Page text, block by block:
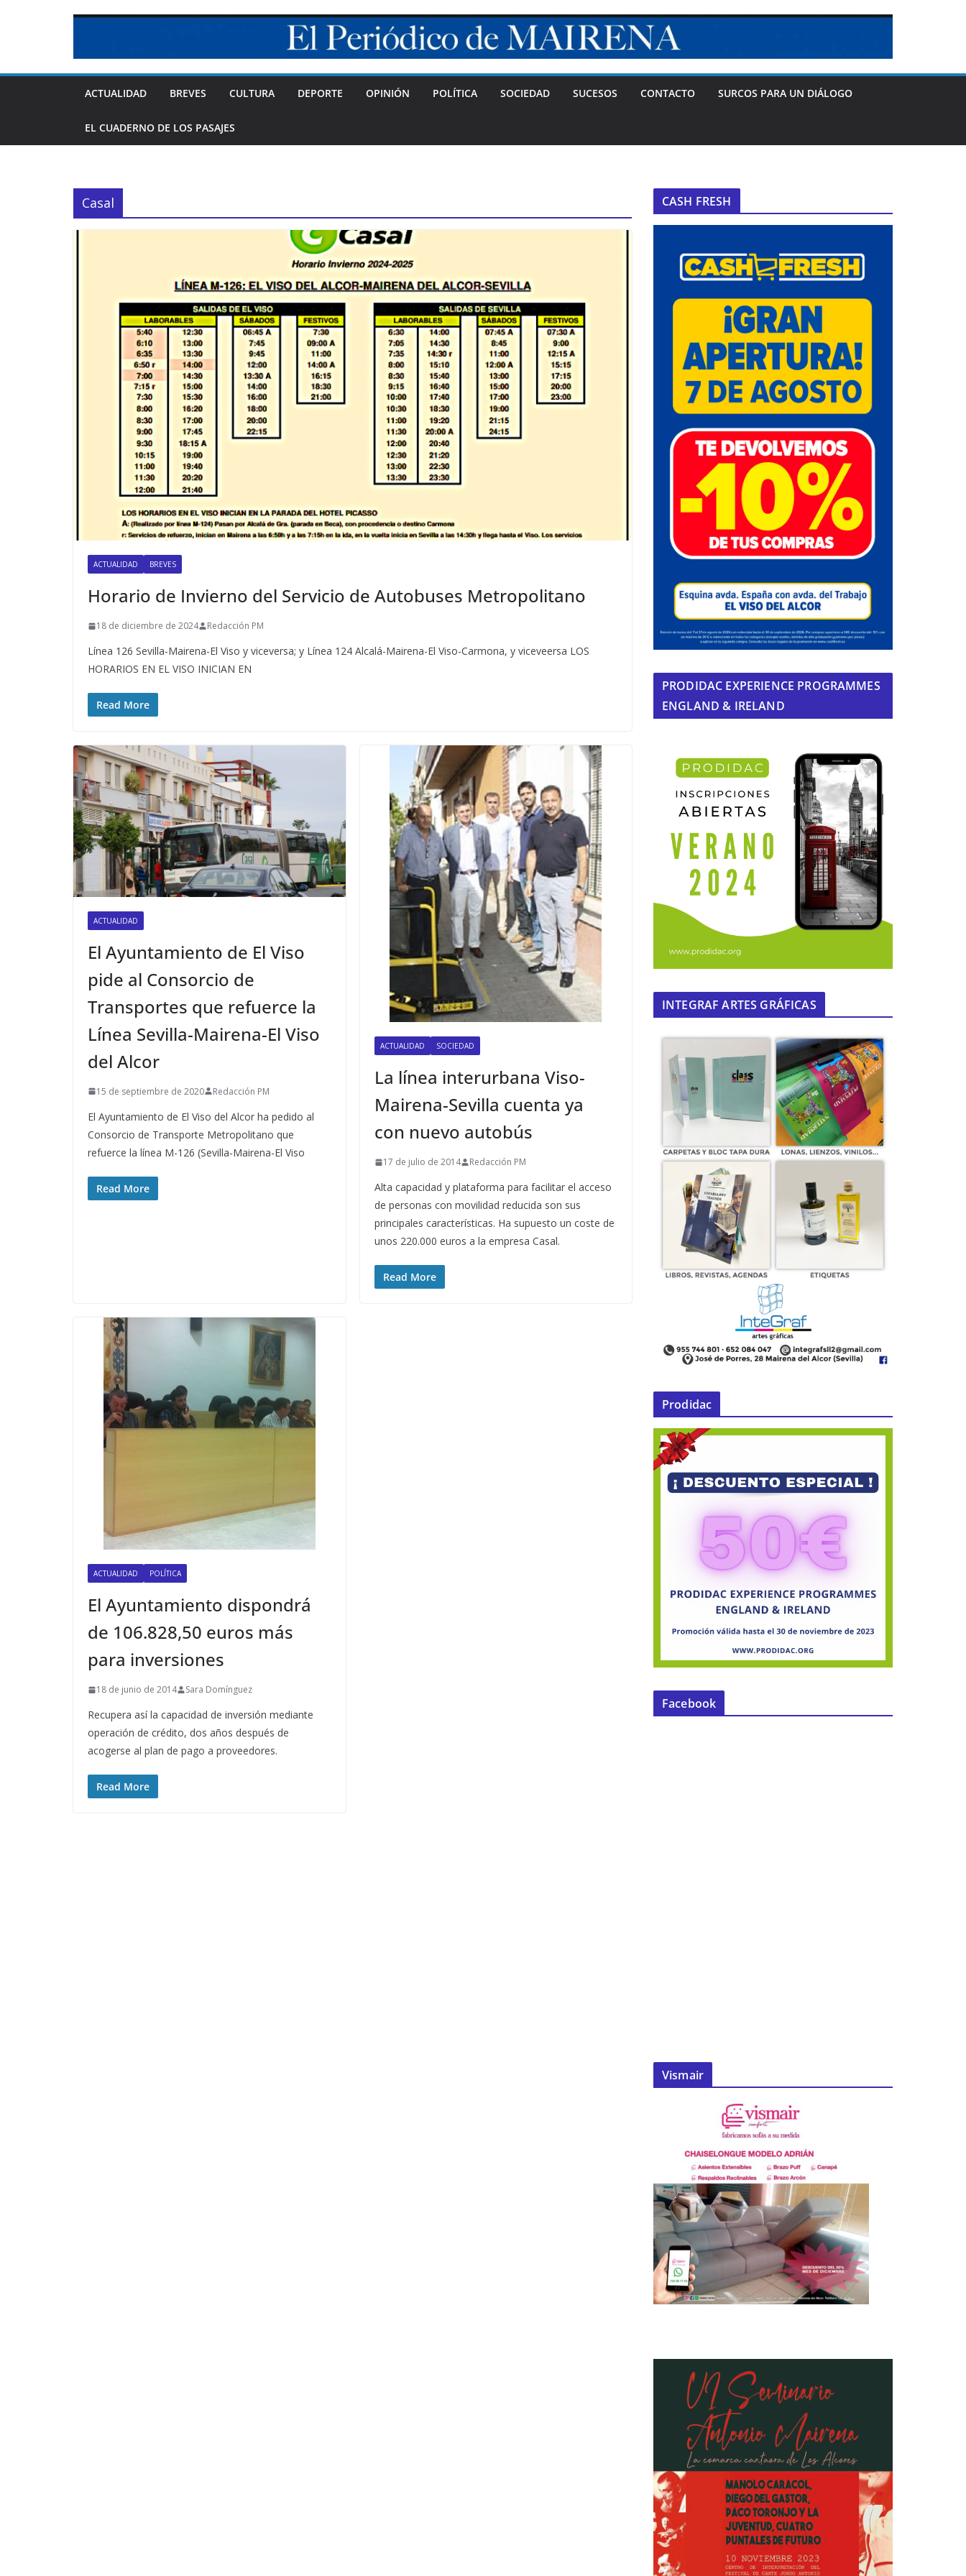
ACTUALIDAD BREVES CULTURA DEPORTE OPINIÓN POLÍTICA SOCIEDAD SUCESOS CONTACTO SURCOS PARA UN DIÁLOGO
EL CUADERNO DE LOS PASAJES
Casal
ACTUALIDAD BREVES
Horario de Invierno del Servicio de Autobuses Metropolitano
18 de diciembre de 2024 Redacción PM
Línea 126 Sevilla-Mairena-El Viso y viceversa; y Línea 124 Alcalá-Mairena-El Viso-Carmona, y viceveersa LOS
HORARIOS EN EL VISO INICIAN EN
Read More
ACTUALIDAD
El Ayuntamiento de El Viso
pide al Consorcio de
Transportes que refuerce la
Línea Sevilla-Mairena-El Viso
del Alcor
15 de septiembre de 2020 Redacción PM
El Ayuntamiento de El Viso del Alcor ha pedido al
Consorcio de Transporte Metropolitano que
refuerce la línea M-126 (Sevilla-Mairena-El Viso
Read More
ACTUALIDAD SOCIEDAD
La línea interurbana Viso-
Mairena-Sevilla cuenta ya
con nuevo autobús
17 de julio de 2014 Redacción PM
Alta capacidad y plataforma para facilitar el acceso
de personas con movilidad reducida son sus
principales características. Ha supuesto un coste de
unos 220.000 euros a la empresa Casal.
Read More
ACTUALIDAD POLÍTICA
El Ayuntamiento dispondrá
de 106.828,50 euros más
para inversiones
18 de junio de 2014 Sara Domínguez
Recupera así la capacidad de inversión mediante
operación de crédito, dos años después de
acogerse al plan de pago a proveedores.
Read More
CASH FRESH
PRODIDAC EXPERIENCE PROGRAMMES
ENGLAND & IRELAND
INTEGRAF ARTES GRÁFICAS
Prodidac
Facebook
Vismair